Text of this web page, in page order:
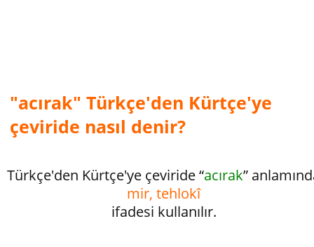
"acırak" Türkçe'den Kürtçe'ye
çeviride nasıl denir?
Türkçe'den Kürtçe'ye çeviride “acırak”
mir, tehlokî
ifadesi kullanılır.